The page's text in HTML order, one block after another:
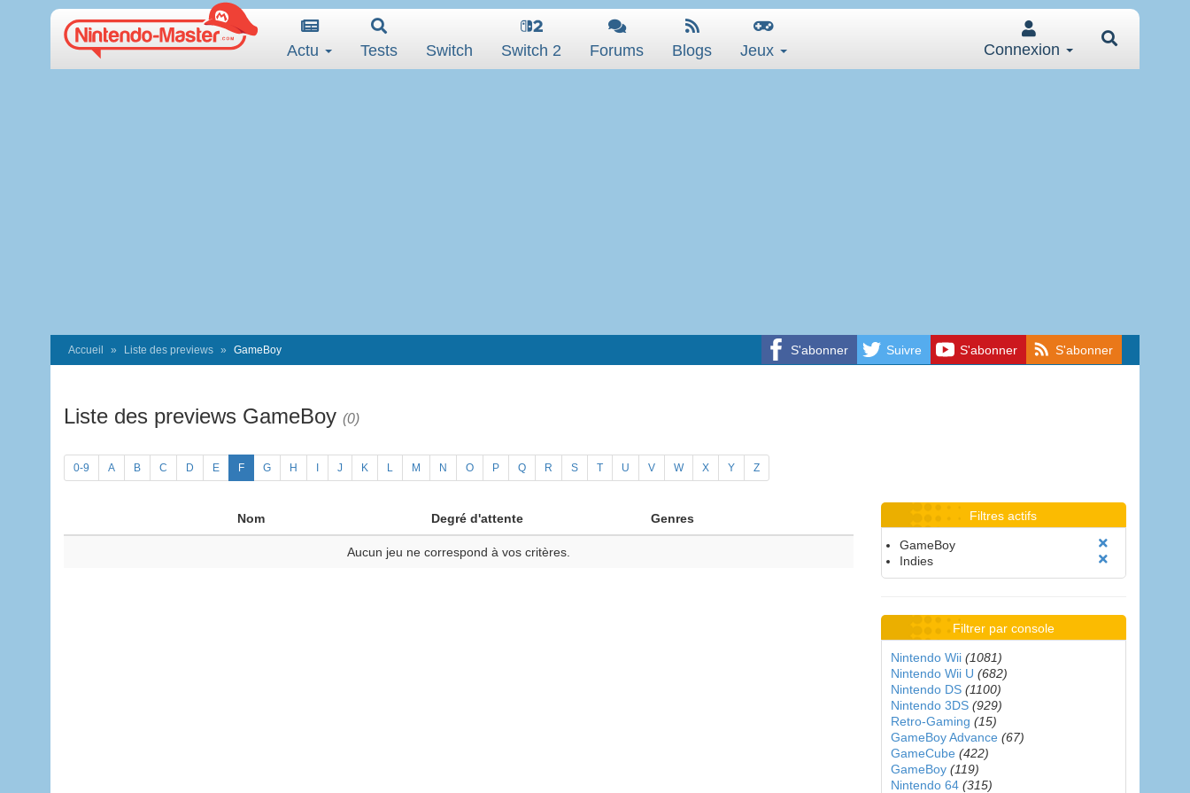
Actu Tests Switch Switch 2 Forums Blogs Jeux Connexion
S'abonner Suivre S'abonner S'abonner
Accueil Liste des previews GameBoy
Liste des previews GameBoy (0)
0-9 A B C D E F G H J K L M N O P Q R S T U V W X Y Z
Nom Degré d'attente Genres
Aucun jeu ne correspond à vos critères.
Filtres actifs
GameBoy
Indies
Filtrer par console
Nintendo Wii (1081)
Nintendo Wii U (682)
Nintendo DS (1100)
Nintendo 3DS (929)
Retro-Gaming (15)
GameBoy Advance (67)
GameCube (422)
GameBoy (119)
Nintendo 64 (315)